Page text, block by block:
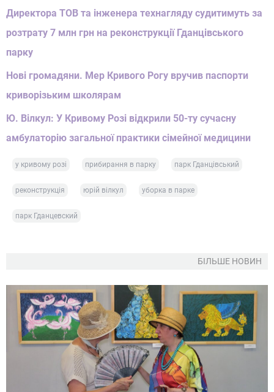
Директора ТОВ та інженера технагляду судитимуть за
розтрату 7 млн грн на реконструкції Гданцівського
парку
Нові громадяни. Мер Кривого Рогу вручив паспорти
криворізьким школярам
Ю. Вілкул: У Кривому Розі відкрили 50-ту сучасну
амбулаторію загальної практики сімейної медицини
у кривому розі прибирання в парку парк Гданцівський
реконструкція юрій вілкул уборка в парке
парк Гданцевский
БІЛЬШЕ НОВИН